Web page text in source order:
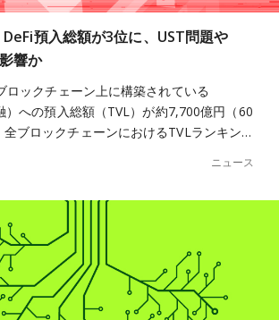
DeFi預入総額が3位に、UST問題や
響か
ロックチェーン上に構築されている
）への預入総額（TVL）が約7,700億円（60
ブロックチェーンにおけるTVLランキン…
ニュース